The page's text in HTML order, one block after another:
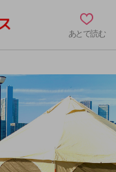
あとで読む